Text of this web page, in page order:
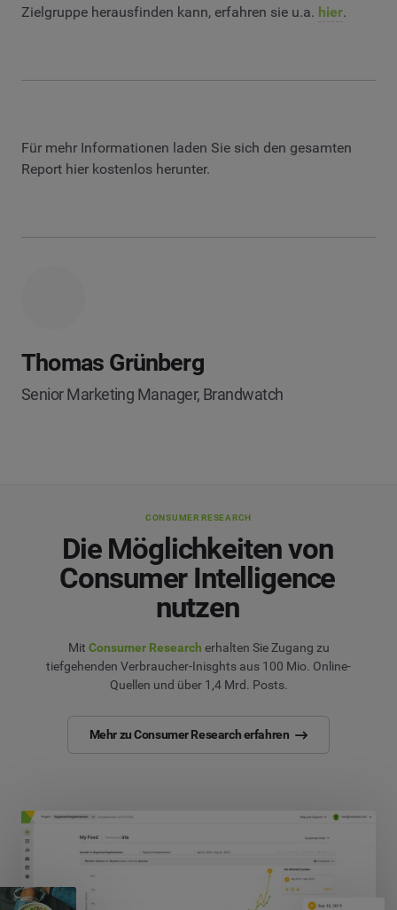
Zielgruppe herausfinden kann, erfahren sie u.a. hier.
Für mehr Informationen laden Sie sich den gesamten
Report hier kostenlos herunter.
Thomas Grünberg
Senior Marketing Manager, Brandwatch
CONSUMER RESEARCH
Die Möglichkeiten von
Consumer Intelligence
nutzen
Mit Consumer Research erhalten Sie Zugang zu
tiefgehenden Verbraucher-Inisghts aus 100 Mio. Online-
Quellen und über 1,4 Mrd. Posts.
Mehr zu Consumer Research erfahren